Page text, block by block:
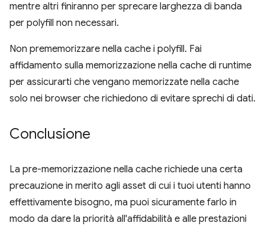
mentre altri finiranno per sprecare larghezza di banda
per polyfill non necessari.
Non prememorizzare nella cache i polyfill. Fai
affidamento sulla memorizzazione nella cache di runtime
per assicurarti che vengano memorizzate nella cache
solo nei browser che richiedono di evitare sprechi di dati.
Conclusione
La pre-memorizzazione nella cache richiede una certa
precauzione in merito agli asset di cui i tuoi utenti hanno
effettivamente bisogno, ma puoi sicuramente farlo in
modo da dare la priorità all'affidabilità e alle prestazioni